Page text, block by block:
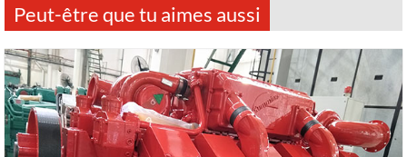
Peut-être que tu aimes aussi